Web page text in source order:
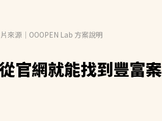
來源｜OOOPEN Lab 方案說明
官網就能找到豐富